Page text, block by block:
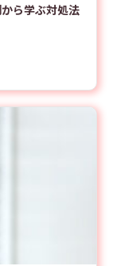
ら学ぶ対処法